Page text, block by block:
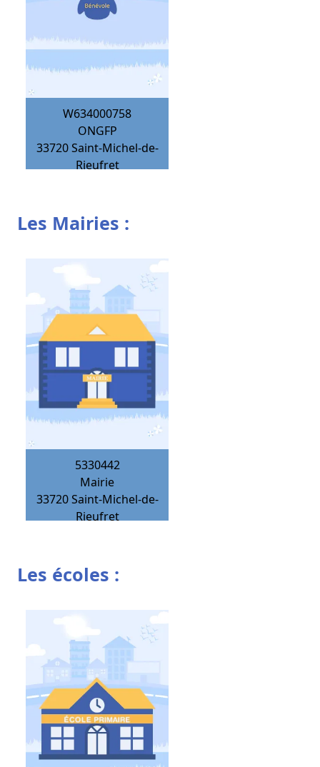
W634000758
ONGFP
33720 Saint-Michel-de-
Rieufret
Les Mairies :
5330442
Mairie
33720 Saint-Michel-de-
Rieufret
Les écoles :